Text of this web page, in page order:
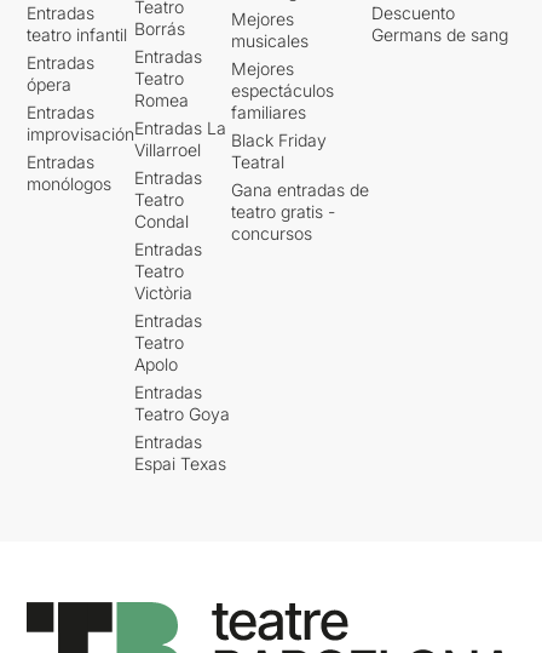
Entradas
teatro infantil
Entradas
ópera
Entradas
improvisación
Entradas
monólogos
Teatro
Borrás
Entradas
Teatro
Romea
Entradas La
Villarroel
Entradas
Teatro
Condal
Entradas
Teatro
Victòria
Entradas
Teatro
Apolo
Entradas
Teatro Goya
Entradas
Espai Texas
Mejores
musicales
Mejores
espectáculos
familiares
Black Friday
Teatral
Gana entradas de
teatro gratis -
concursos
Descuento
Germans de sang